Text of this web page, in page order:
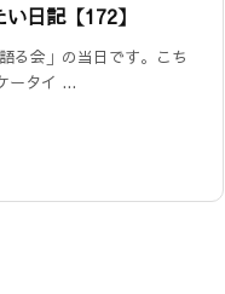
日記【172】
る会」の当日です。こち
ータイ ...